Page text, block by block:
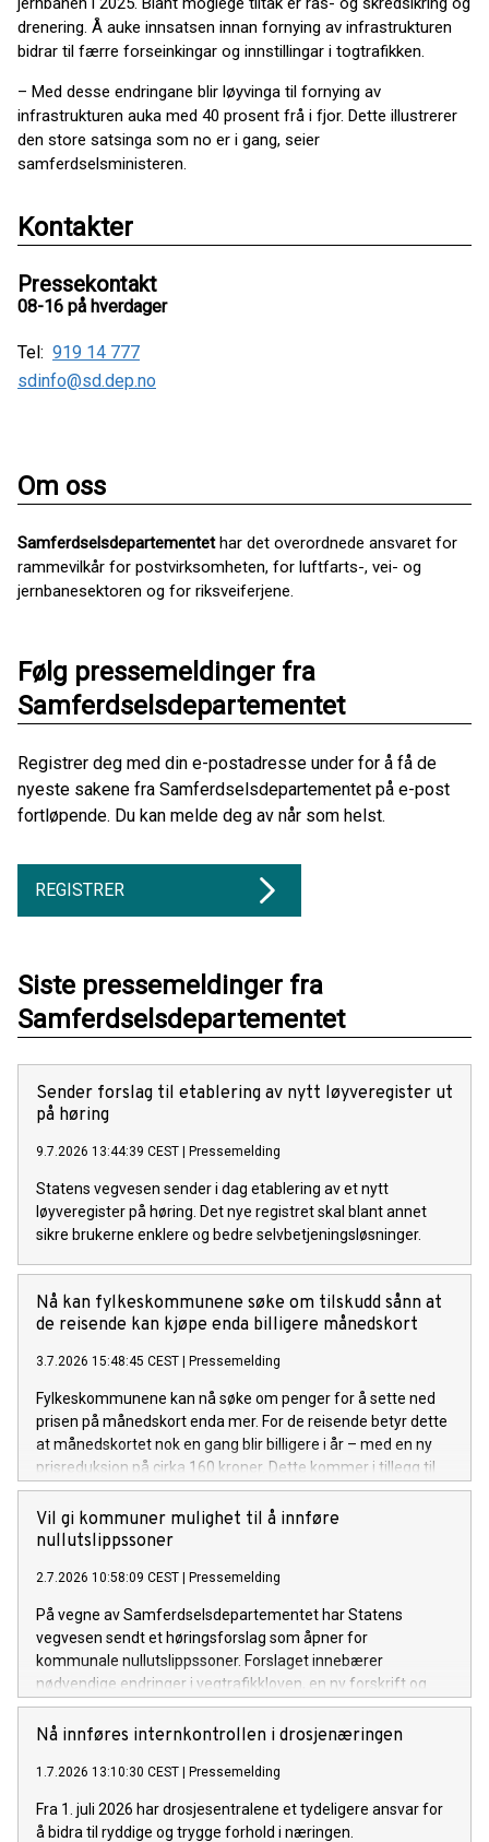
drenering. Å auke innsatsen innan fornying av infrastrukturen
bidrar til færre forseinkingar og innstillingar i togtrafikken.
– Med desse endringane blir løyvinga til fornying av
infrastrukturen auka med 40 prosent frå i fjor. Dette illustrerer
den store satsinga som no er i gang, seier
samferdselsministeren.
Kontakter
Pressekontakt
08-16 på hverdager
Tel: 919 14 777
sdinfo@sd.dep.no
Om oss
Samferdselsdepartementethar det overordnede ansvaret for
rammevilkår for postvirksomheten, for luftfarts-, vei- og
jernbanesektoren og for riksveiferjene.
Følg pressemeldinger fra
Samferdselsdepartementet
Registrer deg med din e-postadresse under for å få de
nyeste sakene fra Samferdselsdepartementet på e-post
fortløpende. Du kan melde deg av når som helst.
REGISTRER
Siste pressemeldinger fra
Samferdselsdepartementet
Sender forslag til etablering av nytt løyveregister ut
på høring
9.7.2026 13:44:39 CEST Pressemelding
Statens vegvesen sender i dag etablering av et nytt
løyveregister på høring. Det nye registret skal blant annet
sikre brukerne enklere og bedre selvbetjeningsløsninger.
Nå kan fylkeskommunene søke om tilskudd sånn at
de reisende kan kjøpe enda billigere månedskort
3.7.2026 15:48:45 CEST Pressemelding
Fylkeskommunene kan nå søke om penger for å sette ned
prisen på månedskort enda mer. For de reisende betyr dette
at månedskortet nok en gang blir billigere i år – med en ny
prisreduksjon på cirka 160 kroner. Dette kommer i tillegg til
den forrige prisreduksjonen på om lag 100 kroner.
Vil gi kommuner mulighet til å innføre
nullutslippssoner
2.7.2026 10:58:09 CEST Pressemelding
På vegne av Samferdselsdepartementet har Statens
vegvesen sendt et høringsforslag som åpner for
kommunale nullutslippssoner. Forslaget innebærer
nødvendige endringer i vegtrafikkloven, en ny forskrift og
endringer i skiltforskriften. Formålet er blant annet å
fremskynde overgangen til nullutslippsvarebiler.
Nå innføres internkontrollen i drosjenæringen
1.7.2026 13:10:30 CEST Pressemelding
Fra 1. juli 2026 har drosjesentralene et tydeligere ansvar for
å bidra til ryddige og trygge forhold i næringen.